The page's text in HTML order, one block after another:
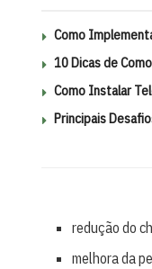
Como
10 Dicas de
Como Instalar
Principais
redução do
melhora da